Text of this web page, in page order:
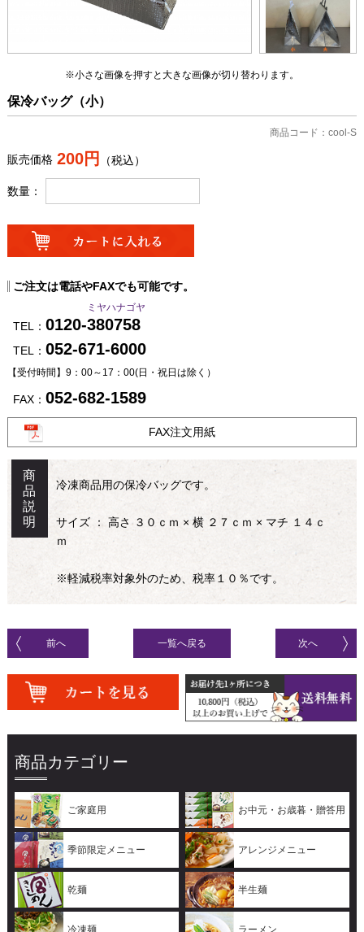
※小さな画像を押すと大きな画像が切り替わります。
保冷バッグ（小）
商品コード：cool-S
販売価格 200円 （税込）
数量：
ご注文は電話やFAXでも可能です。
ミヤハナゴヤ
TEL： 0120-380758
TEL： 052-671-6000
【受付時間】9：00～17：00(日・祝日は除く）
FAX： 052-682-1589
FAX注文用紙
商
品
説
明
冷凍商品用の保冷バッグです。
サイズ ： 高さ ３０ｃｍ × 横 ２７ｃｍ × マチ １４ｃ
ｍ
※軽減税率対象外のため、税率１０％です。
前へ 一覧へ戻る 次へ
商品カテゴリー
ご家庭用 お中元・お歳暮・贈答用
季節限定メニュー アレンジメニュー
乾麺 半生麺
冷凍麺 ラーメン